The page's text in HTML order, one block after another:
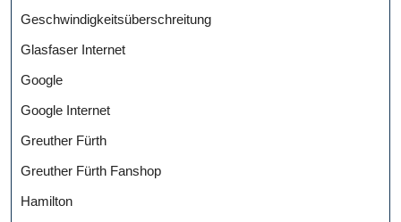
Geschwindigkeitsüberschreitung
Glasfaser Internet
Google
Google Internet
Greuther Fürth
Greuther Fürth Fanshop
Hamilton